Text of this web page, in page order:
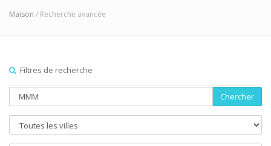
Maison / Recherche avancée
Filtres de recherche
Chercher